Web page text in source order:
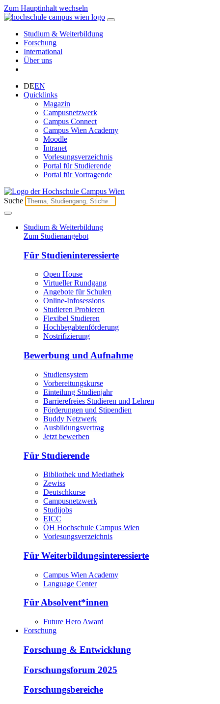
Zum Hauptinhalt wechseln
Studium & Weiterbildung
Forschung
International
Über uns
DEEN
Quicklinks
Magazin
Campusnetzwerk
Campus Connect
Campus Wien Academy
Moodle
Intranet
Vorlesungsverzeichnis
Portal für Studierende
Portal für Vortragende
Suche
Studium & Weiterbildung
Zum Studienangebot
Für Studieninteressierte
Open House
Virtueller Rundgang
Angebote für Schulen
Online-Infosessions
Studieren Probieren
Flexibel Studieren
Hochbegabtenförderung
Nostrifizierung
Bewerbung und Aufnahme
Studiensystem
Vorbereitungskurse
Einteilung Studienjahr
Barrierefreies Studieren und Lehren
Förderungen und Stipendien
Buddy Netzwerk
Ausbildungsvertrag
Jetzt bewerben
Für Studierende
Bibliothek und Mediathek
Zewiss
Deutschkurse
Campusnetzwerk
Studijobs
EICC
ÖH Hochschule Campus Wien
Vorlesungsverzeichnis
Für Weiterbildungsinteressierte
Campus Wien Academy
Language Center
Für Absolvent*innen
Future Hero Award
Forschung
Forschung & Entwicklung
Forschungsforum 2025
Forschungsbereiche